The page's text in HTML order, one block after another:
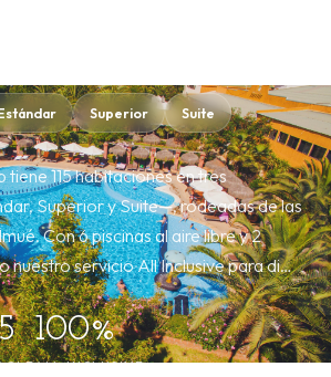
Superior Suite
tiene 115 habitaciones en tres
Superior y Suite—, rodeadas de las
Con 6 piscinas al aire libre y 2
nuestro servicio All Inclusive para di…
100%
ALL INCLUSIVE